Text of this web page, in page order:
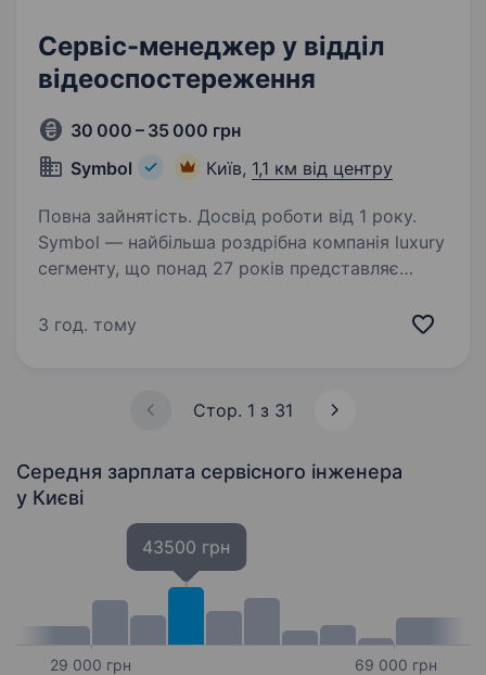
Сервіс-менеджер у відділ
відеоспостереження
30 000 – 35 000 грн
Symbol
Київ, 1,1 км від центру
Повна зайнятість. Досвід роботи від 1 року.
Symbol — найбільша роздрібна компанія luxury
сегменту, що понад 27 років представляє
та аксесуарів відомих luxury брендів для
3 год. тому
Стор. 1 з 31
Середня зарплата сервісного інженера
у Києві
29 000 грн
43500 грн
69 000 грн